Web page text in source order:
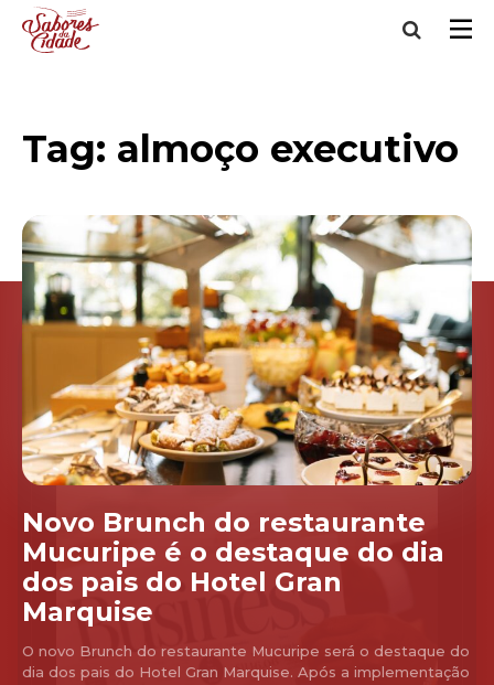
Tag: almoço executivo
Novo Brunch do restaurante
Mucuripe é o destaque do dia
dos pais do Hotel Gran
Marquise
O novo Brunch do restaurante Mucuripe será o destaque do
dia dos pais do Hotel Gran Marquise. Após a implementação